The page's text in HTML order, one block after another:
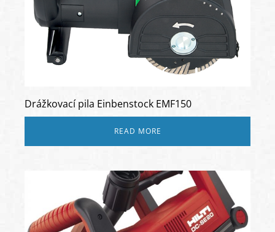
Drážkovací pila Einbenstock EMF150
READ MORE